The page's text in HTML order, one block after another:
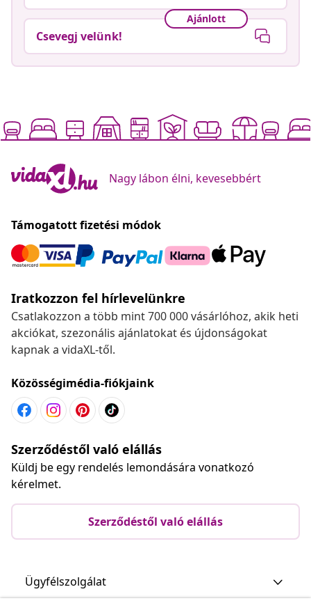
Ajánlott
Csevegj velünk!
Nagy lábon élni, kevesebbért
Támogatott fizetési módok
Iratkozzon fel hírlevelünkre
Csatlakozzon a több mint 700 000 vásárlóhoz, akik heti
akciókat, szezonális ajánlatokat és újdonságokat
kapnak a vidaXL-től.
Közösségimédia-fiókjaink
Szerződéstől való elállás
Küldj be egy rendelés lemondására vonatkozó
kérelmet.
Szerződéstől való elállás
Ügyfélszolgálat